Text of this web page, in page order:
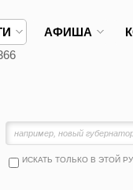
АФИША
ИСКАТЬ ТОЛЬКО В ЭТОЙ